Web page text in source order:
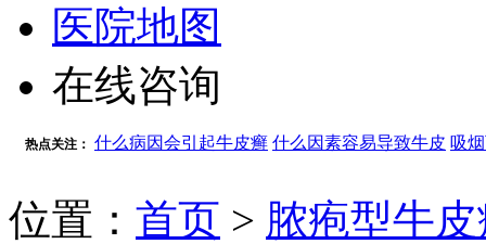
医院地图
在线咨询
热点关注： 什么病因会引起牛皮癣 什么因素容易导致牛皮 吸
位置： 首页 > 脓疱型牛